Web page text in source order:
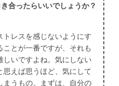
合ったらいいでしょうか？
トレスを感じないようにす
ことが一番ですが、それも
しいですよね。気にしない
思えば思うほど、気にして
まうもの。まずは、自分の